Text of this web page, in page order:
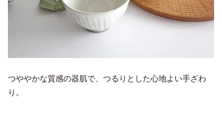
つややかな質感の器肌で、つるりとした心地よい手ざわ
り。